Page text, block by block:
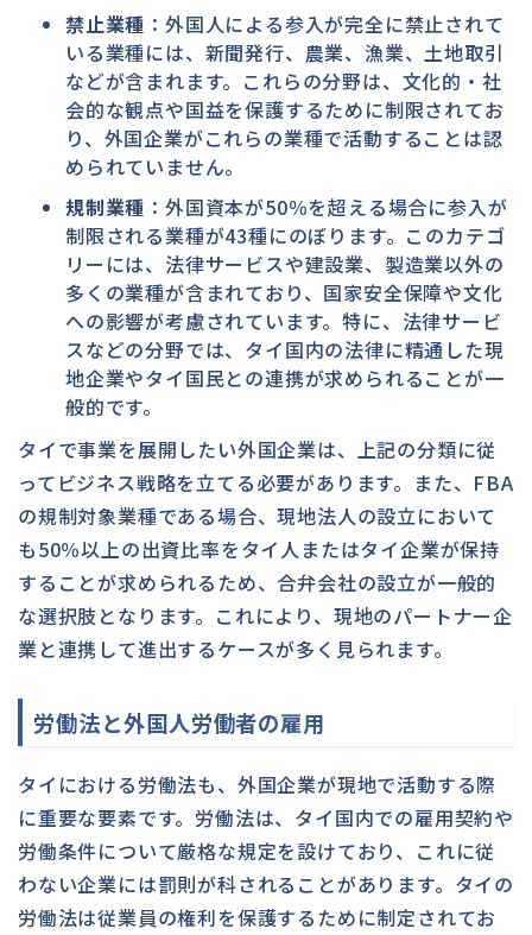
禁止業種 ：外国人による参入が完全に禁止されて
いる業種には、新聞発行、農業、漁業、土地取引
などが含まれます。これらの分野は、文化的・社
会的な観点や国益を保護するために制限されてお
り、外国企業がこれらの業種で活動することは認
められていません。
規制業種 ：外国資本が50％を超える場合に参入が
制限される業種が43種にのぼります。このカテゴ
リーには、法律サービスや建設業、製造業以外の
多くの業種が含まれており、国家安全保障や文化
への影響が考慮されています。特に、法律サービ
スなどの分野では、タイ国内の法律に精通した現
地企業やタイ国民との連携が求められることが一
般的です。
タイで事業を展開したい外国企業は、上記の分類に従
ってビジネス戦略を立てる必要があります。また、FBA
の規制対象業種である場合、現地法人の設立において
も50％以上の出資比率をタイ人またはタイ企業が保持
することが求められるため、合弁会社の設立が一般的
な選択肢となります。これにより、現地のパートナー企
業と連携して進出するケースが多く見られます。
労働法と外国人労働者の雇用
タイにおける労働法も、外国企業が現地で活動する際
に重要な要素です。労働法は、タイ国内での雇用契約や
労働条件について厳格な規定を設けており、これに従
わない企業には罰則が科されることがあります。タイの
労働法は従業員の権利を保護するために制定されてお